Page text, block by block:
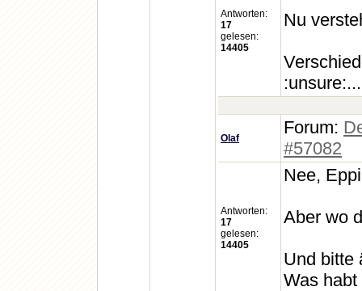
Antworten:
17
gelesen:
14405
Nu
:unsure:...
Olaf
Forum:
#57082
Antworten:
17
gelesen:
14405
Nee,
Aber wo
Und bitte
Was